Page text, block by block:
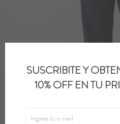
SUSCRIBITE Y
10% OFF EN TU